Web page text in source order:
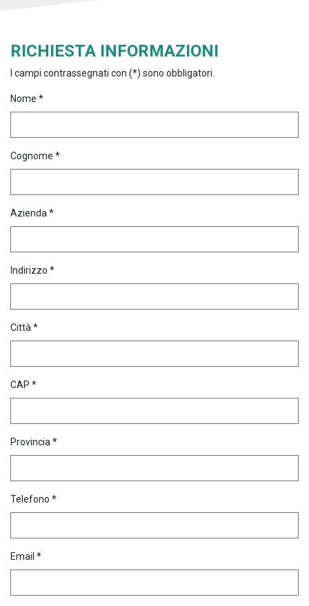
RICHIESTA INFORMAZIONI
I campi contrassegnati con (*) sono obbligatori.
Nome *
Cognome *
Azienda *
Indirizzo *
Città *
CAP *
Provincia *
Telefono *
Email *